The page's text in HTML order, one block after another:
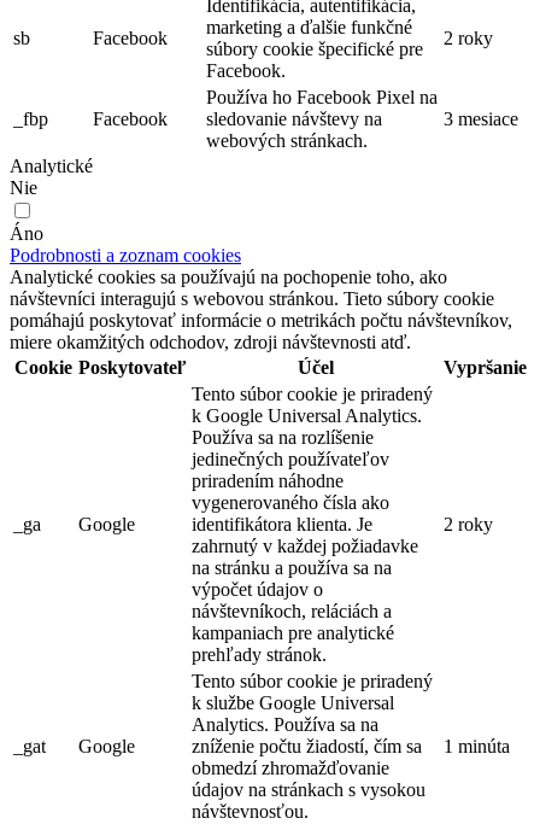
sb Facebook
Identifikácia, autentifikácia,
marketing a ďalšie funkčné
súbory cookie špecifické pre
Facebook.
2 roky
_fbp Facebook
Používa ho Facebook Pixel na
sledovanie návštevy na
webových stránkach.
3 mesiace
Analytické
Nie
Áno
Podrobnosti a zoznam cookies
Analytické cookies sa používajú na pochopenie toho, ako
návštevníci interagujú s webovou stránkou. Tieto súbory cookie
pomáhajú poskytovať informácie o metrikách počtu návštevníkov,
miere okamžitých odchodov, zdroji návštevnosti atď.
Cookie Poskytovateľ Účel Vypršanie
_ga Google
Tento súbor cookie je priradený
k Google Universal Analytics.
Používa sa na rozlíšenie
jedinečných používateľov
priradením náhodne
vygenerovaného čísla ako
identifikátora klienta. Je
zahrnutý v každej požiadavke
na stránku a používa sa na
výpočet údajov o
návštevníkoch, reláciách a
kampaniach pre analytické
prehľady stránok.
2 roky
_gat Google
Tento súbor cookie je priradený
k službe Google Universal
Analytics. Používa sa na
zníženie počtu žiadostí, čím sa
obmedzí zhromažďovanie
údajov na stránkach s vysokou
návštevnosťou.
1 minúta